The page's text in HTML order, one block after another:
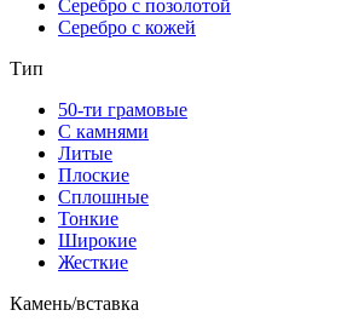
Серебро с позолотой
Серебро с кожей
Тип
50-ти грамовые
С камнями
Литые
Плоские
Сплошные
Тонкие
Широкие
Жесткие
Камень/вставка